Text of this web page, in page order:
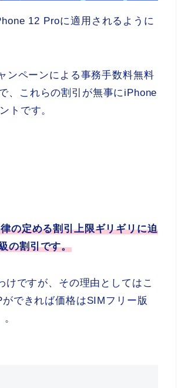
12 Proに適用されるように
ンペーンによる事務手数料無料
、これらの割引が無事にiPhone
トです。
の定める割引上限ギリギリに迫
の割引です。
ですが、その理由としてはこ
できれば価格はSIMフリー版